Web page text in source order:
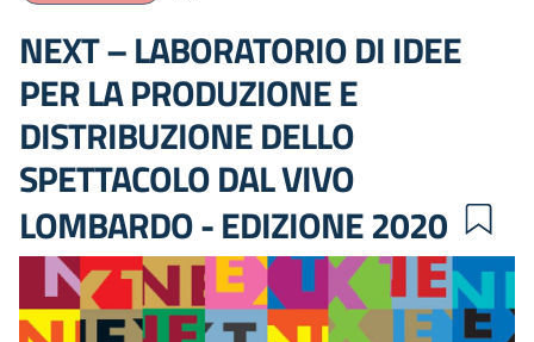
NEXT – LABORATORIO DI IDEE
PER LA PRODUZIONE E
DISTRIBUZIONE DELLO
SPETTACOLO DAL VIVO
LOMBARDO - EDIZIONE 2020